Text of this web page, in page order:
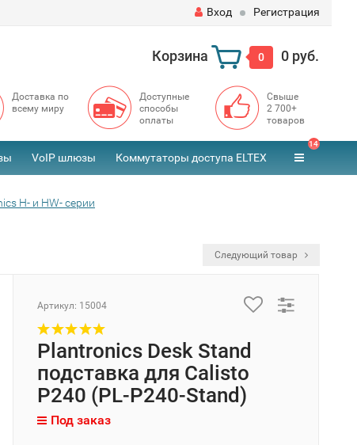
Вход Регистрация
Корзина 0 0 руб.
Доставка по
всему миру
Доступные
способы
оплаты
Свыше
2 700+
товаров
VoIP шлюзы Коммутаторы доступа ELTEX
14
H- и HW- серии
Следующий товар
Артикул: 15004
Plantronics Desk Stand
подставка для Calisto
P240 (PL-P240-Stand)
Под заказ